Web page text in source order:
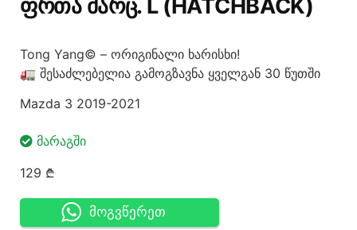
ᲤᲠᲗᲐ ᲛᲐᲠᲪ. L (HATCHBACK)
Tong Yang© – ორიგინალი ხარისხი!
🚛 შესაძლებელია გამოგზავნა ყველგან 30 წუთში
Mazda 3 2019-2021
ᲛᲐᲠᲐᲒᲨᲘ
129 ₾
მოგვწერეთ